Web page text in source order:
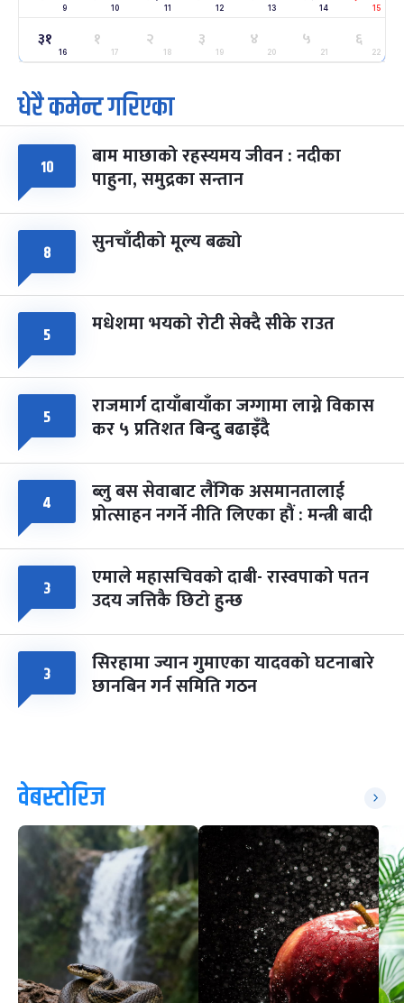
२५
मंगल
ग्याल्पो ल्होसार
फाल्गुन २५, २०८३ Mar 9, 2027
७ महिना बाँकी
७
आइत
पूर्णिमा व्रत
चैत्र ७, २०८३-Mar 21, 2027
८ फागुपूर्णिमा
चैत्र ८, २०८३-Mar 22, 2027
७ महिना बाँकी
9 10 11 12 13 14 15
३१
16
१
17
२
18
३
19
४
20
५
21
६
22
धेरै कमेन्ट गरिएका
१० बाम माछाको रहस्यमय जीवन : नदीका
पाहुना, समुद्रका सन्तान
८ सुनचाँदीको मूल्य बढ्यो
५ मधेशमा भयको रोटी सेक्दै सीके राउत
५ राजमार्ग दायाँबायाँका जग्गामा लाग्ने विकास
कर ५ प्रतिशत बिन्दु बढाइँदै
४ ब्लु बस सेवाबाट लैंगिक असमानतालाई
प्रोत्साहन नगर्ने नीति लिएका हौं : मन्त्री बादी
३ एमाले महासचिवको दाबी- रास्वपाको पतन
उदय जत्तिकै छिटो हुन्छ
३ सिरहामा ज्यान गुमाएका यादवको घटनाबारे
छानबिन गर्न समिति गठन
वेबस्टोरिज